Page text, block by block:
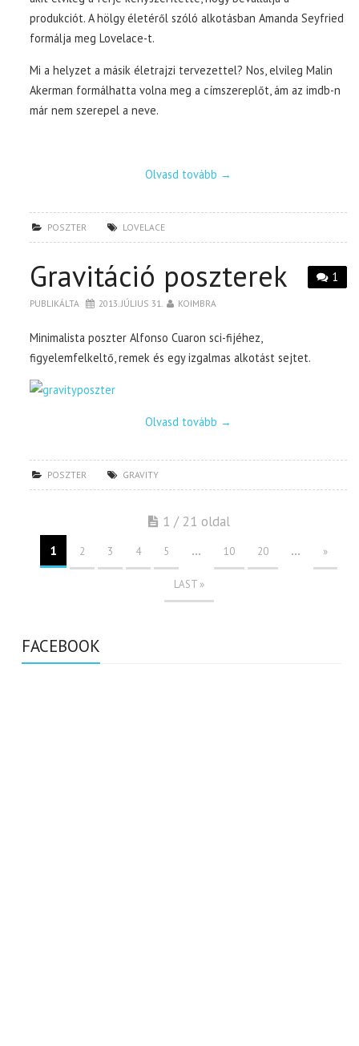
produkciót. A hölgy életéről szóló alkotásban Amanda Seyfried
formálja meg Lovelace-t.
Mi a helyzet a másik életrajzi tervezettel? Nos, elvileg Malin
Akerman formálhatta volna meg a címszereplőt, ám az imdb-n
már nem szerepel a neve.
Olvasd tovább →
POSZTER LOVELACE
1
Gravitáció poszterek
PUBLIKÁLTA 2013. JÚLIUS 31. KOIMBRA
Minimalista poszter Alfonso Cuaron sci-fijéhez,
figyelemfelkeltő, remek és egy izgalmas alkotást sejtet.
Olvasd tovább →
POSZTER GRAVITY
1 / 21 oldal
1 2 3 4 5 ... 10 20 ... »
LAST »
FACEBOOK